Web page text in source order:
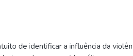
de identificar a influência da